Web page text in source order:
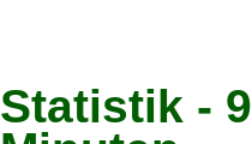
Statistik -